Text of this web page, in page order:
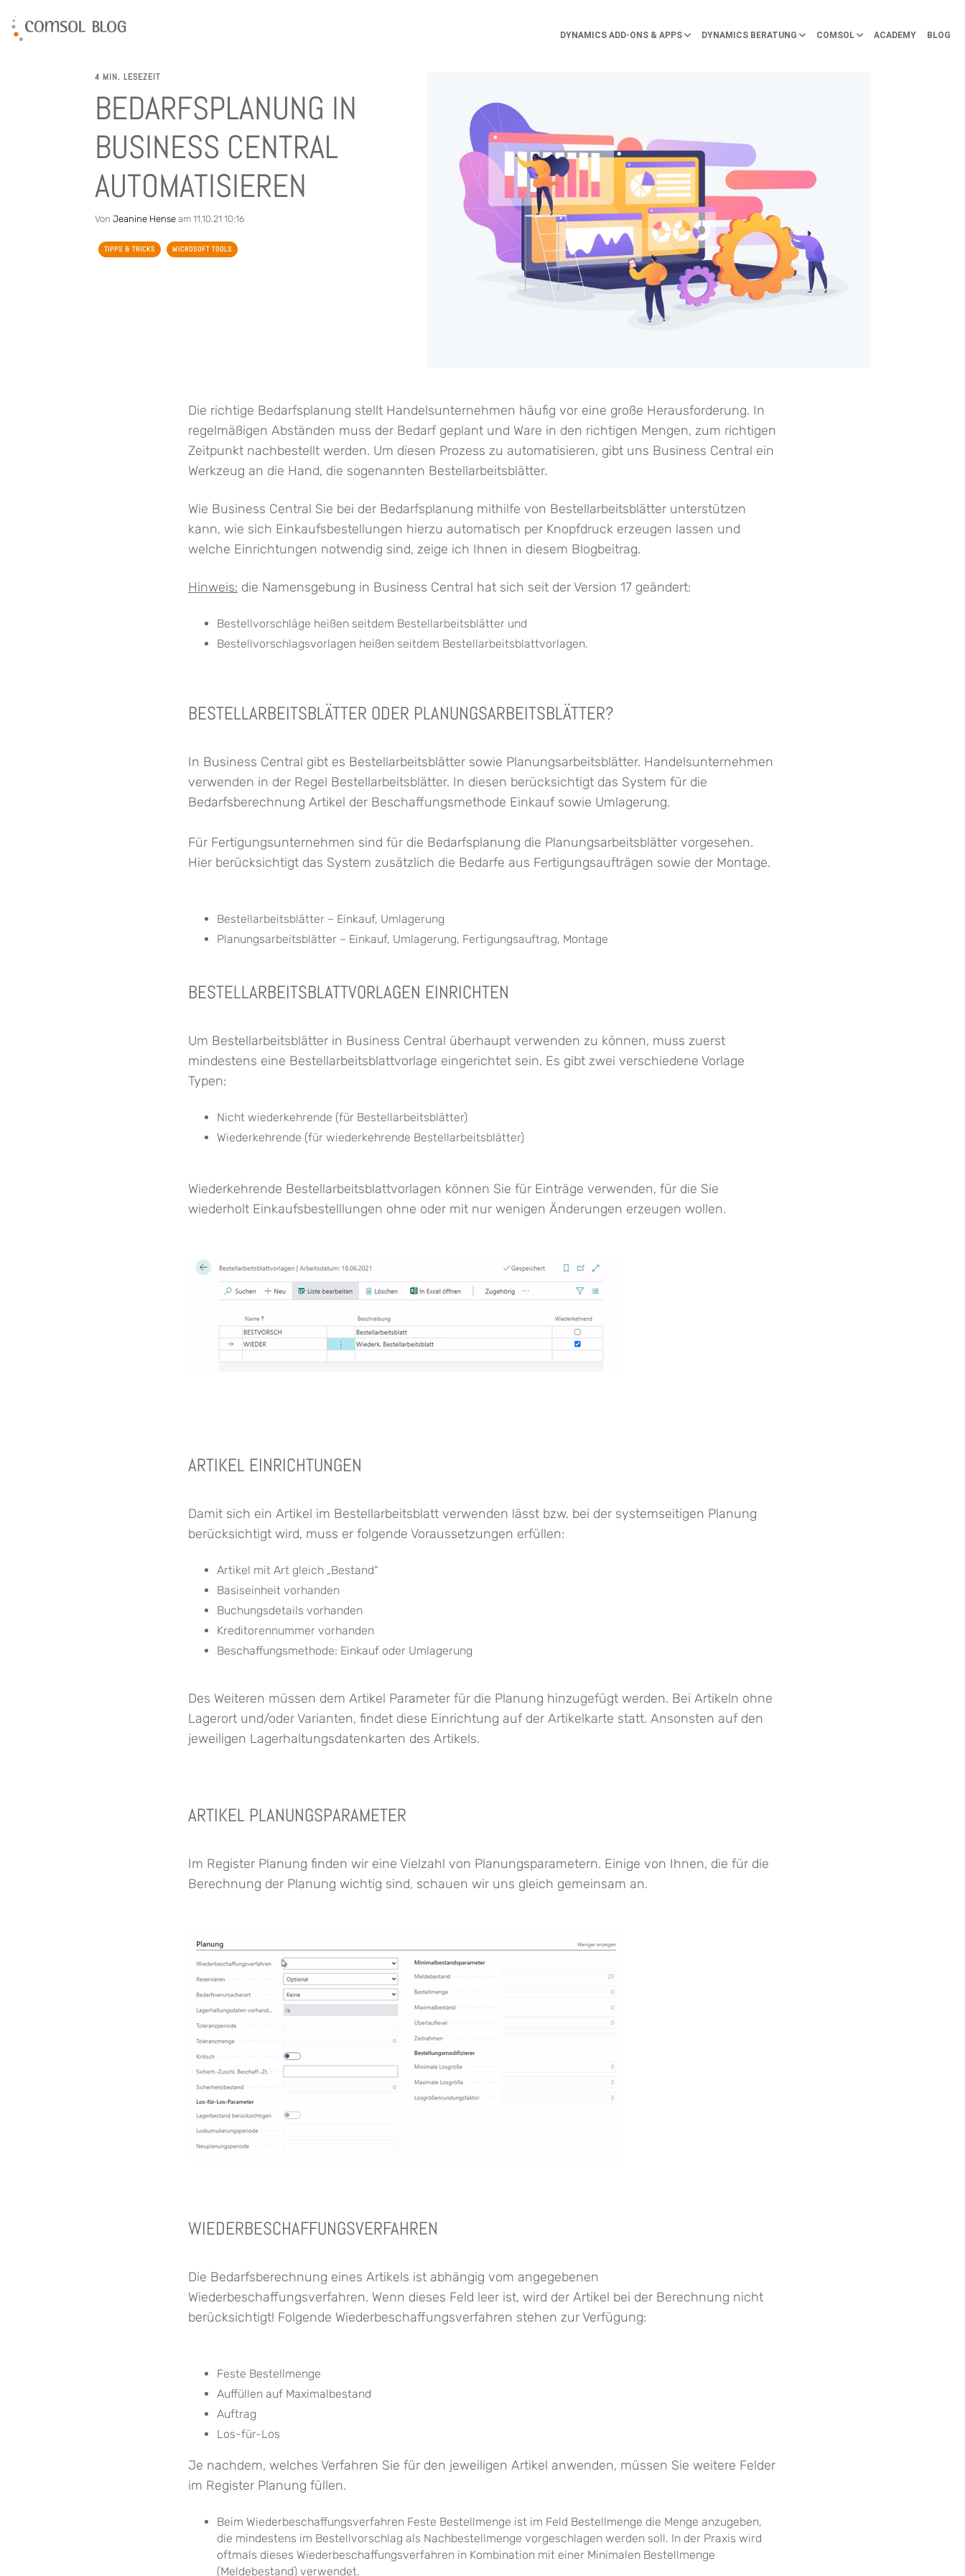
DYNAMICS ADD-ONS & APPS DYNAMICS BERATUNG COMSOL ACADEMY BLOG
4 MIN. LESEZEIT
BEDARFSPLANUNG IN
BUSINESS CENTRAL
AUTOMATISIEREN
Von Jeanine Hense am 11.10.21 10:16
TIPPS & TRICKS MICROSOFT TOOLS
Die richtige Bedarfsplanung stellt Handelsunternehmen häufig vor eine große Herausforderung. In
regelmäßigen Abständen muss der Bedarf geplant und Ware in den richtigen Mengen, zum richtigen
Zeitpunkt nachbestellt werden. Um diesen Prozess zu automatisieren, gibt uns Business Central ein
Werkzeug an die Hand, die sogenannten Bestellarbeitsblätter.
Wie Business Central Sie bei der Bedarfsplanung mithilfe von Bestellarbeitsblätter unterstützen
kann, wie sich Einkaufsbestellungen hierzu automatisch per Knopfdruck erzeugen lassen und
welche Einrichtungen notwendig sind, zeige ich Ihnen in diesem Blogbeitrag.
Hinweis: die Namensgebung in Business Central hat sich seit der Version 17 geändert:
Bestellvorschläge heißen seitdem Bestellarbeitsblätter und
Bestellvorschlagsvorlagen heißen seitdem Bestellarbeitsblattvorlagen.
BESTELLARBEITSBLÄTTER ODER PLANUNGSARBEITSBLÄTTER?
In Business Central gibt es Bestellarbeitsblätter sowie Planungsarbeitsblätter. Handelsunternehmen
verwenden in der Regel Bestellarbeitsblätter. In diesen berücksichtigt das System für die
Bedarfsberechnung Artikel der Beschaffungsmethode Einkauf sowie Umlagerung.
Für Fertigungsunternehmen sind für die Bedarfsplanung die Planungsarbeitsblätter vorgesehen.
Hier berücksichtigt das System zusätzlich die Bedarfe aus Fertigungsaufträgen sowie der Montage.
Bestellarbeitsblätter – Einkauf, Umlagerung
Planungsarbeitsblätter – Einkauf, Umlagerung, Fertigungsauftrag, Montage
BESTELLARBEITSBLATTVORLAGEN EINRICHTEN
Um Bestellarbeitsblätter in Business Central überhaupt verwenden zu können, muss zuerst
mindestens eine Bestellarbeitsblattvorlage eingerichtet sein. Es gibt zwei verschiedene Vorlage
Typen:
Nicht wiederkehrende (für Bestellarbeitsblätter)
Wiederkehrende (für wiederkehrende Bestellarbeitsblätter)
Wiederkehrende Bestellarbeitsblattvorlagen können Sie für Einträge verwenden, für die Sie
wiederholt Einkaufsbestelllungen ohne oder mit nur wenigen Änderungen erzeugen wollen.
ARTIKEL EINRICHTUNGEN
Damit sich ein Artikel im Bestellarbeitsblatt verwenden lässt bzw. bei der systemseitigen Planung
berücksichtigt wird, muss er folgende Voraussetzungen erfüllen:
Artikel mit Art gleich „Bestand“
Basiseinheit vorhanden
Buchungsdetails vorhanden
Kreditorennummer vorhanden
Beschaffungsmethode: Einkauf oder Umlagerung
Des Weiteren müssen dem Artikel Parameter für die Planung hinzugefügt werden. Bei Artikeln ohne
Lagerort und/oder Varianten, findet diese Einrichtung auf der Artikelkarte statt. Ansonsten auf den
jeweiligen Lagerhaltungsdatenkarten des Artikels.
ARTIKEL PLANUNGSPARAMETER
Im Register Planung finden wir eine Vielzahl von Planungsparametern. Einige von Ihnen, die für die
Berechnung der Planung wichtig sind, schauen wir uns gleich gemeinsam an.
WIEDERBESCHAFFUNGSVERFAHREN
Die Bedarfsberechnung eines Artikels ist abhängig vom angegebenen
Wiederbeschaffungsverfahren. Wenn dieses Feld leer ist, wird der Artikel bei der Berechnung nicht
berücksichtigt! Folgende Wiederbeschaffungsverfahren stehen zur Verfügung:
Feste Bestellmenge
Auffüllen auf Maximalbestand
Auftrag
Los-für-Los
Je nachdem, welches Verfahren Sie für den jeweiligen Artikel anwenden, müssen Sie weitere Felder
im Register Planung füllen.
Beim Wiederbeschaffungsverfahren Feste Bestellmenge ist im Feld Bestellmenge die Menge anzugeben,
die mindestens im Bestellvorschlag als Nachbestellmenge vorgeschlagen werden soll. In der Praxis wird
oftmals dieses Wiederbeschaffungsverfahren in Kombination mit einer Minimalen Bestellmenge
(Meldebestand) verwendet.